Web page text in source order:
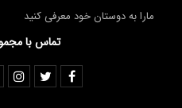
مارا به دوستان خود معرفی کنید
تماس با